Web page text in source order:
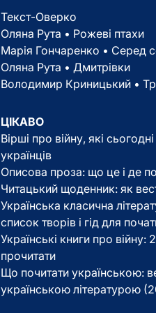
Текст-Оверко
Оляна Рута • Рожеві птахи
Марія Гончаренко • Серед
Оляна Рута • Дмитрівки
Володимир Криницький •
ЦІКАВО
Вірші про війну, які
українців
Описова проза: що це і де
Читацький щоденник: як
Українська класична
список творів і гід для
Українські книги про війну:
прочитати
Що почитати українською:
українською літературою